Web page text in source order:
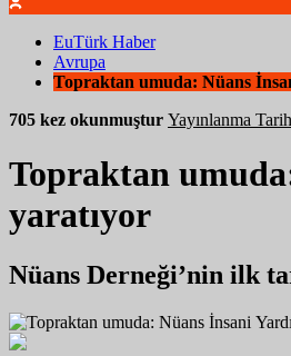
EuTürk Haber
Avrupa
Topraktan umuda: Nüans
705 kez okunmuştur
Topraktan
yaratıyor
Nüans Derneği’nin ilk